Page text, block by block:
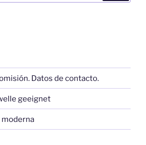
Datos de contacto.
geeignet
moderna